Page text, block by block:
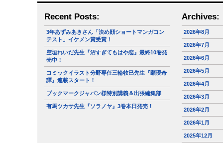
Recent Posts:
3年あずみあきさん「決め顔ショートマンガコン
テスト」イケメン賞受賞！
空垣れいだ先生『沼すぎてもはや恋』最終10巻発
売中！
コミックイラスト分野専任三輪牧巳先生『顕現奇
譚』連載スタート！
ブックマークジャパン様特別講義＆出張編集部
有馬ツカサ先生『ソラノヤ』3巻本日発売！
Archives:
2026年8月
2026年7月
2026年6月
2026年5月
2026年4月
2026年3月
2026年2月
2026年1月
2025年12月